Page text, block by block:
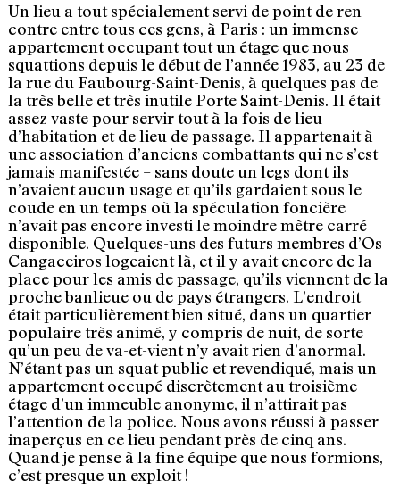
Un lieu a tout spécialement servi de point de ren­
contre entre tous ces gens, à Paris : un immense
appar­tement occupant tout un étage que nous
squattions depuis le début de l’année 1983, au 23 de
la rue du Faubourg-Saint-Denis, à quelques pas de
la très belle et très inutile Porte Saint-Denis. Il était
assez vaste pour servir tout à la fois de lieu
d’habitation et de lieu de passage. Il appartenait à
une association d’anciens combattants qui ne s’est
jamais manifestée – sans doute un legs dont ils
n’avaient aucun usage et qu’ils gardaient sous le
coude en un temps où la spéculation foncière
n’avait pas encore investi le moindre mètre carré
disponible. Quelques-uns des futurs membres d’Os
Cangaceiros logeaient là, et il y avait encore de la
place pour les amis de passage, qu’ils viennent de la
proche banlieue ou de pays étrangers. L’endroit
était particulièrement bien situé, dans un quartier
populaire très animé, y compris de nuit, de sorte
qu’un peu de va-et-vient n’y avait rien d’anormal.
N’étant pas un squat public et revendiqué, mais un
appartement occupé discrètement au troisième
étage d’un immeuble anonyme, il n’attirait pas
l’attention de la police. Nous avons réussi à passer
inaperçus en ce lieu pendant près de cinq ans.
Quand je pense à la fine équipe que nous formions,
c’est presque un exploit !